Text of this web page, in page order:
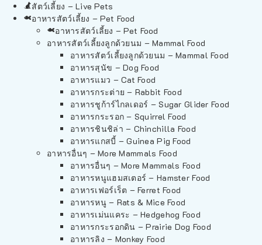
สัตว์เลี้ยง – Live Pets
อาหารสัตว์เลี้ยง – Pet Food
อาหารสัตว์เลี้ยง – Pet Food
อาหารสัตว์เลี้ยงลูกด้วยนม – Mammal Food
อาหารสัตว์เลี้ยงลูกด้วยนม – Mammal Food
อาหารสุนัข – Dog Food
อาหารแมว – Cat Food
อาหารกระต่าย – Rabbit Food
อาหารชูก้าร์ไกลเดอร์ – Sugar Glider Food
อาหารกระรอก – Squirrel Food
อาหารชินชิล่า – Chinchilla Food
อาหารแกสบี้ – Guinea Pig Food
อาหารอื่นๆ – More Mammals Food
อาหารอื่นๆ – More Mammals Food
อาหารหนูแฮมสเตอร์ – Hamster Food
อาหารเฟอร์เร็ต – Ferret Food
อาหารหนู – Rats & Mice Food
อาหารเม่นแคระ – Hedgehog Food
อาหารกระรอกดิน – Prairie Dog Food
อาหารลิง – Monkey Food